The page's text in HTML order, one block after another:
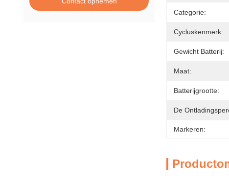
Categorie:
Cycluskenmerk:
Gewicht Batterij:
Maat:
Batterijgrootte:
De
Markeren: